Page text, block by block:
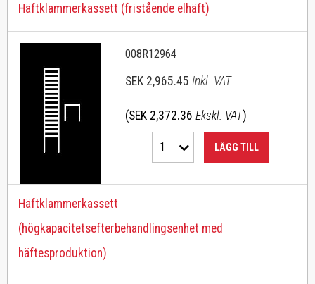
Häftklammerkassett (fristående elhäft)
008R12964
SEK 2,965.45 Inkl. VAT
(SEK 2,372.36 Ekskl. VAT)
1 LÄGG TILL
Häftklammerkassett
(högkapacitetsefterbehandlingsenhet med
häftesproduktion)